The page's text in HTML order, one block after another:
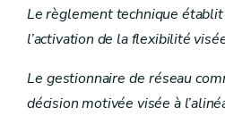
Le règlement technique
l’activation de la flexibilité
Le gestionnaire de réseau
décision motivée visée à